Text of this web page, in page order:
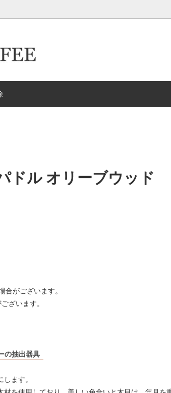
ロースター 生豆
ペーパーフィルター ドリ
ドリッパー＆サーバー（Kalita カリ
エス
コーヒー・エスプレッソメーカー
新商品 HARIO/ハ
ル オリーブウッド
がございます。
ざいます。
の抽出器具
ます。